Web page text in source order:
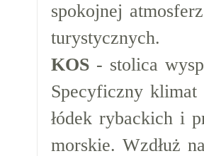
spokojnej
turystycznych.
KOS - stolica
Specyficzny klimat
łódek rybackich i
morskie. Wzdłuż